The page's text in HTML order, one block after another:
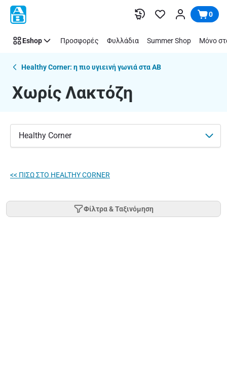
Παράλειψη
Προϊόντα
Χωρίς
Βασιλόπουλος
0
Eshop Προσφορές Φυλλάδια Summer Shop Μόνο
Healthy Corner: η πιο υγιεινή γωνιά στα ΑΒ
Χωρίς Λακτόζη
Healthy Corner
<< ΠΙΣΩ ΣΤO HEALTHY CORNER
Φίλτρα & Ταξινόμηση